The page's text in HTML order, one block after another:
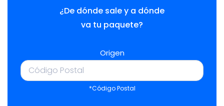
¿De dónde sale y a dónde
va tu paquete?
Origen
*Código Postal